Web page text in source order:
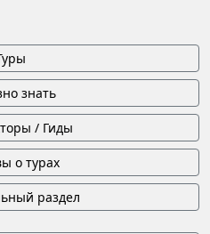
знать
/ Гиды
о турах
раздел